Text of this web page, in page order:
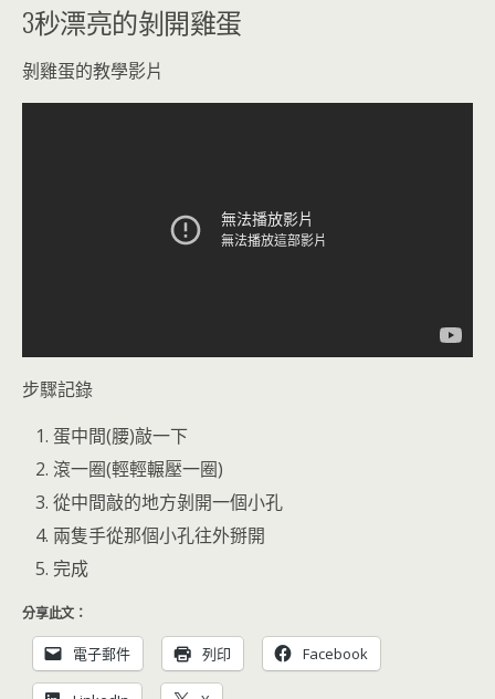
3秒漂亮的剝開雞蛋
剝雞蛋的教學影片
步驟記錄
蛋中間(腰)敲一下
滾一圈(輕輕輾壓一圈)
從中間敲的地方剝開一個小孔
兩隻手從那個小孔往外掰開
完成
分享此文：
電子郵件 列印 Facebook